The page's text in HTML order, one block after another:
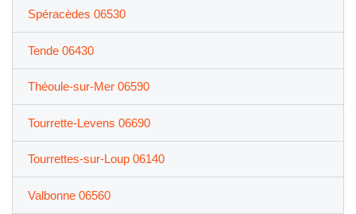
Spéracèdes 06530
Tende 06430
Théoule-sur-Mer 06590
Tourrette-Levens 06690
Tourrettes-sur-Loup 06140
Valbonne 06560